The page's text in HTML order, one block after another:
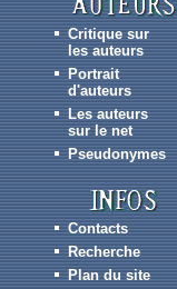
Critique sur
les auteurs
Portrait
d'auteurs
Les auteurs
sur le net
Pseudonymes
Contacts
Recherche
Plan du site